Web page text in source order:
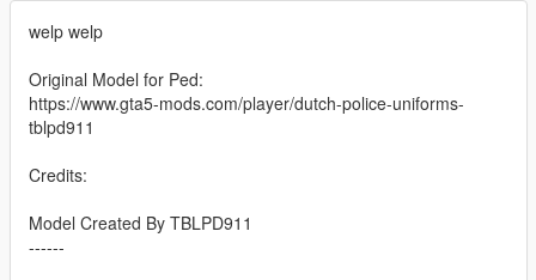
welp welp
Original Model for Ped:
https://www.gta5-mods.com/player/dutch-police-uniforms-
tblpd911
Credits:
Model Created By TBLPD911
------